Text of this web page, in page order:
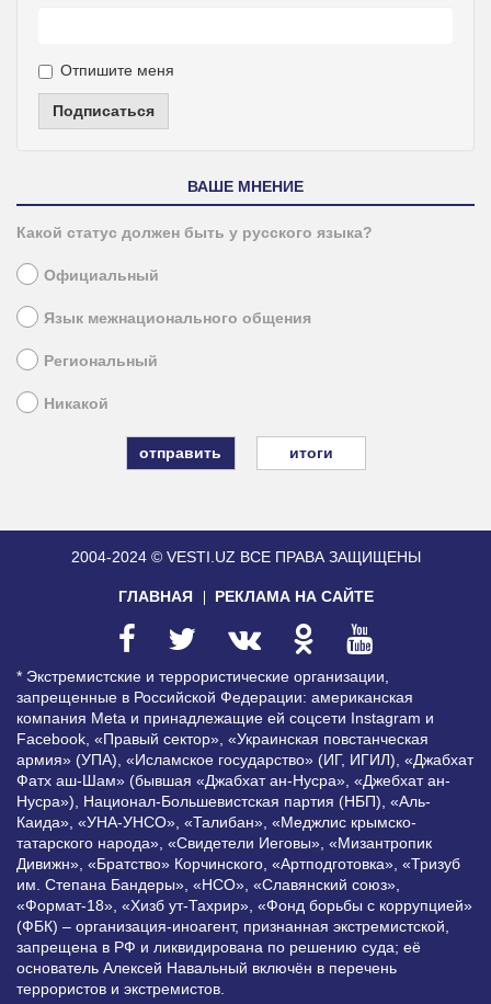
Отпишите меня
Подписаться
ВАШЕ МНЕНИЕ
Какой статус должен быть у русского языка?
Официальный
Язык межнационального общения
Региональный
Никакой
итоги
2004-2024 © VESTI.UZ ВСЕ ПРАВА ЗАЩИЩЕНЫ
ГЛАВНАЯ РЕКЛАМА НА САЙТЕ
* Экстремистские и террористические организации,
запрещенные в Российской Федерации: американская
компания Meta и принадлежащие ей соцсети Instagram и
Facebook, «Правый сектор», «Украинская повстанческая
армия» (УПА), «Исламское государство» (ИГ, ИГИЛ), «Джабхат
Фатх аш-Шам» (бывшая «Джабхат ан-Нусра», «Джебхат ан-
Нусра»), Национал-Большевистская партия (НБП), «Аль-
Каида», «УНА-УНСО», «Талибан», «Меджлис крымско-
татарского народа», «Свидетели Иеговы», «Мизантропик
Дивижн», «Братство» Корчинского, «Артподготовка», «Тризуб
им. Степана Бандеры», «НСО», «Славянский союз»,
«Формат-18», «Хизб ут-Тахрир», «Фонд борьбы с коррупцией»
(ФБК) – организация-иноагент, признанная экстремистской,
запрещена в РФ и ликвидирована по решению суда; её
основатель Алексей Навальный включён в перечень
террористов и экстремистов.